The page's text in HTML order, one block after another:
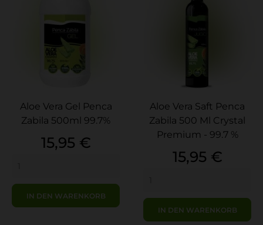
Aloe Vera Gel Penca
Zabila 500ml 99.7%
Preis
15,95 €
IN DEN WARENKORB
Aloe Vera Saft Penca
Zabila 500 Ml Crystal
Premium - 99.7 %
Preis
15,95 €
IN DEN WARENKORB